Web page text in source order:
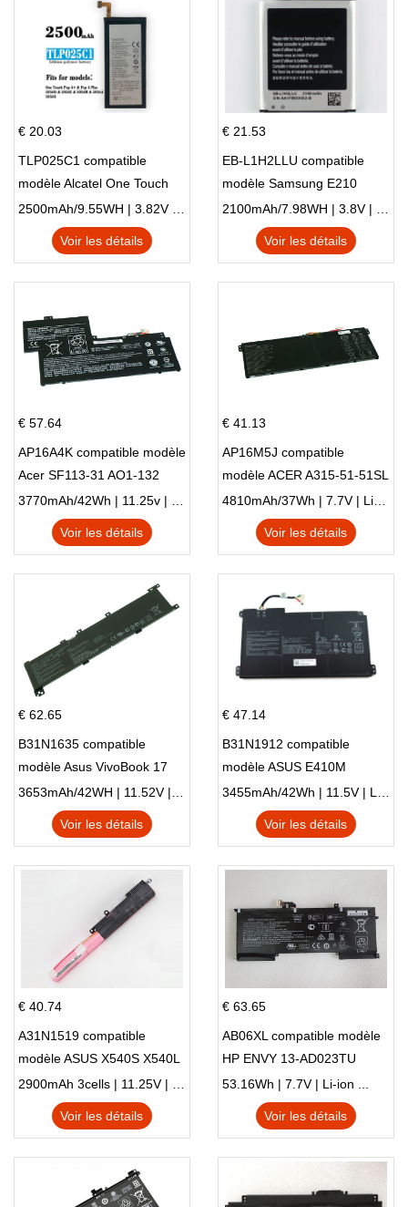
€ 20.03
TLP025C1 compatible
modèle Alcatel One Touch
Pop 4 Plus OT-5056D
2500mAh/9.55WH | 3.82V | Li-ion ...
Voir les détails
€ 21.53
EB-L1H2LLU compatible
modèle Samsung E210
E210K i939
2100mAh/7.98WH | 3.8V | Li-ion ...
Voir les détails
€ 57.64
AP16A4K compatible modèle
Acer SF113-31 AO1-132
NE132
3770mAh/42Wh | 11.25v | Li-ion ...
Voir les détails
€ 41.13
AP16M5J compatible
modèle ACER A315-51-51SL
N17Q1 SERIES
4810mAh/37Wh | 7.7V | Li-ion ...
Voir les détails
€ 62.65
B31N1635 compatible
modèle Asus VivoBook 17
X705NC X705UA X705UV
X705UN X705UD
3653mAh/42WH | 11.52V | Li-ion ...
Voir les détails
€ 47.14
B31N1912 compatible
modèle ASUS E410M
E410MA L410MA
3455mAh/42Wh | 11.5V | Li-ion ...
Voir les détails
€ 40.74
A31N1519 compatible
modèle ASUS X540S X540L
X540LA-SI302 X540SA
X540S
2900mAh 3cells | 11.25V | Li-ion ...
Voir les détails
€ 63.65
AB06XL compatible modèle
HP ENVY 13-AD023TU
HSTNN-DB8C 921438-855
TPN-I128
53.16Wh | 7.7V | Li-ion ...
Voir les détails